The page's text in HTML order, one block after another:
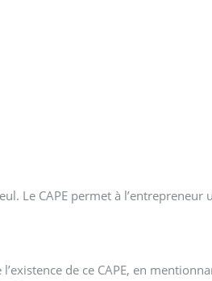
Le CAPE permet à
de ce CAPE, en